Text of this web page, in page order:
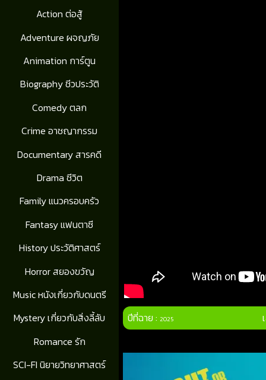
Action ต่อสู้
Adventure ผจญภัย
Animation การ์ตูน
Biography ชีวประวัติ
Comedy ตลก
Crime อาชญากรรม
Documentary สารคดี
Drama ชีวิต
Family แนวครอบครัว
Fantasy แฟนตาซี
History ประวัติศาสตร์
Horror สยองขวัญ
Music หนังเกี่ยวกับดนตรี
Mystery เกี่ยวกับสิ่งลี้ลับ
Romance รัก
SCI-FI นิยายวิทยาศาสตร์
ปีที่ฉาย :2025